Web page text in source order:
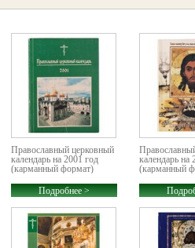
Православный церковный
календарь на 2001 год
(карманный формат)
Подробнее >
календарь на
(карманный